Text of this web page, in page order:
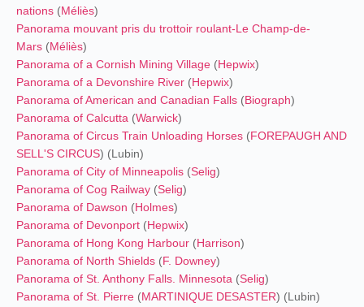
nations (Méliès)
Panorama mouvant pris du trottoir roulant-Le Champ-de-
Mars (Méliès)
Panorama of a Cornish Mining Village (Hepwix)
Panorama of a Devonshire River (Hepwix)
Panorama of American and Canadian Falls (Biograph)
Panorama of Calcutta (Warwick)
Panorama of Circus Train Unloading Horses (FOREPAUGH AND
SELL'S CIRCUS) (Lubin)
Panorama of City of Minneapolis (Selig)
Panorama of Cog Railway (Selig)
Panorama of Dawson (Holmes)
Panorama of Devonport (Hepwix)
Panorama of Hong Kong Harbour (Harrison)
Panorama of North Shields (F. Downey)
Panorama of St. Anthony Falls. Minnesota (Selig)
Panorama of St. Pierre (MARTINIQUE DESASTER) (Lubin)